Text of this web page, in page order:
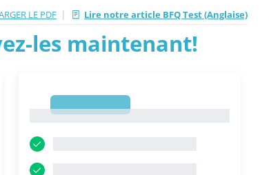
LE PDF | Lire notre article BFQ Test (Anglaise)
les maintenant!